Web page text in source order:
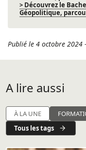
> Découvrez le
Géopolitique,
Publié le 4 octobre 2024
A lire aussi
À LA UNE
Tous les tags